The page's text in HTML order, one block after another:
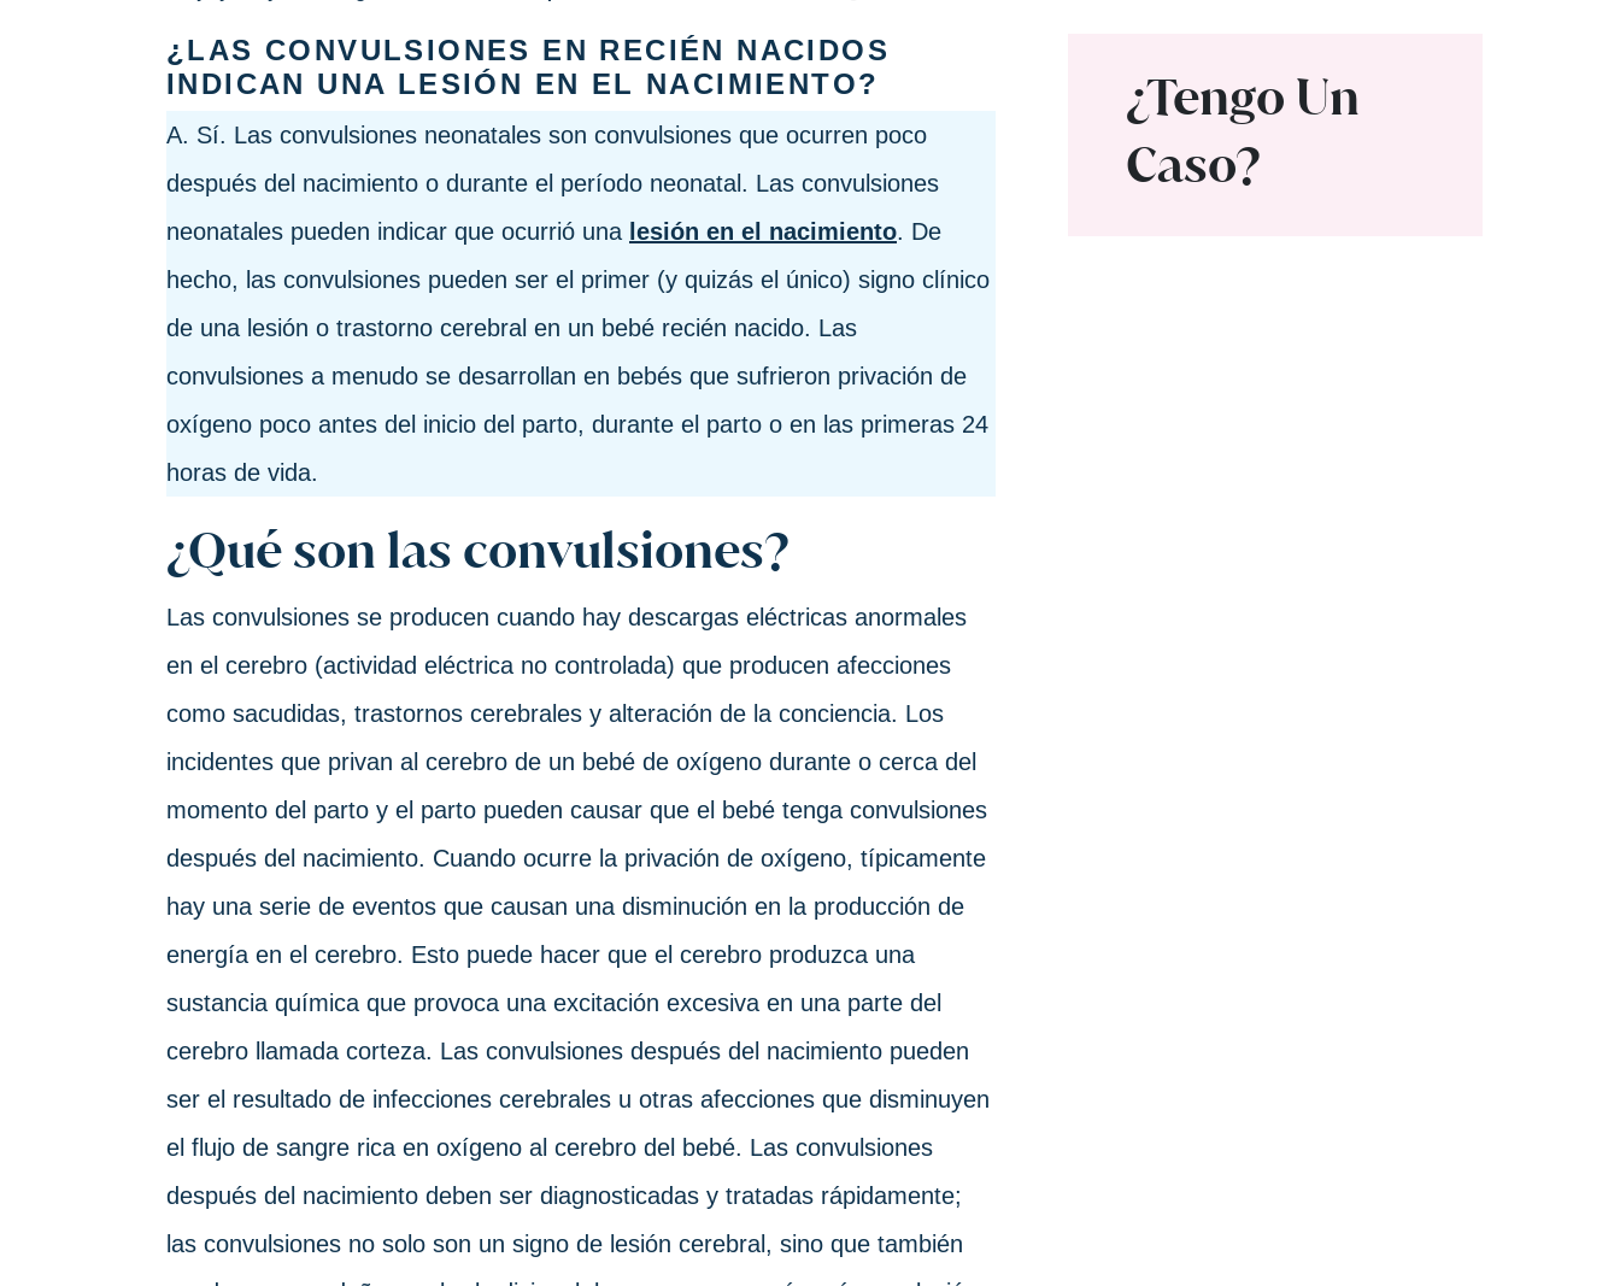
¿ LAS CONVULSIONES EN RECIÉN NACIDOS
INDICAN UNA LESIÓN EN EL NACIMIENTO?
A. Sí. Las convulsiones neonatales son convulsiones que ocurren poco
después del nacimiento o durante el período neonatal. Las convulsiones
neonatales pueden indicar que ocurrió una lesión en el nacimiento. De
hecho, las convulsiones pueden ser el primer (y quizás el único) signo clínico
de una lesión o trastorno cerebral en un bebé recién nacido. Las
convulsiones a menudo se desarrollan en bebés que sufrieron privación de
oxígeno poco antes del inicio del parto, durante el parto o en las primeras 24
horas de vida.
¿Qué son las convulsiones?
Las convulsiones se producen cuando hay descargas eléctricas anormales
en el cerebro (actividad eléctrica no controlada) que producen afecciones
como sacudidas, trastornos cerebrales y alteración de la conciencia. Los
incidentes que privan al cerebro de un bebé de oxígeno durante o cerca del
momento del parto y el parto pueden causar que el bebé tenga convulsiones
después del nacimiento. Cuando ocurre la privación de oxígeno, típicamente
hay una serie de eventos que causan una disminución en la producción de
energía en el cerebro. Esto puede hacer que el cerebro produzca una
sustancia química que provoca una excitación excesiva en una parte del
cerebro llamada corteza. Las convulsiones después del nacimiento pueden
ser el resultado de infecciones cerebrales u otras afecciones que disminuyen
el flujo de sangre rica en oxígeno al cerebro del bebé. Las convulsiones
después del nacimiento deben ser diagnosticadas y tratadas rápidamente;
las convulsiones no solo son un signo de lesión cerebral, sino que también
¿Tengo Un
Caso?